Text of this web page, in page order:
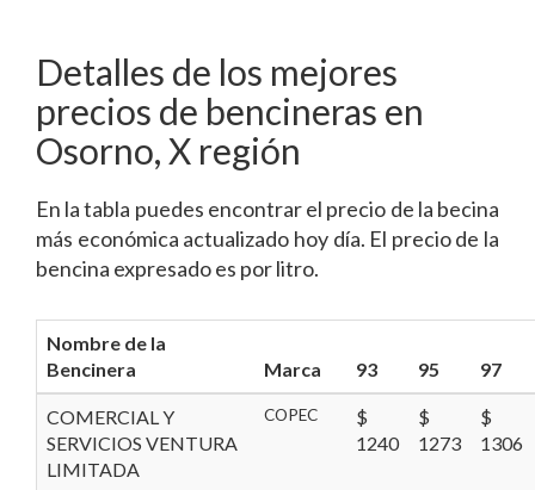
Detalles de los mejores
precios de bencineras en
Osorno, X región
En la tabla puedes encontrar el precio de la becina
más económica actualizado hoy día. El precio de la
bencina expresado es por litro.
Nombre de la
Bencinera
Marca 93 95 97
COMERCIAL Y
SERVICIOS VENTURA
LIMITADA
COPEC
$
1240
$
1273
$
1306